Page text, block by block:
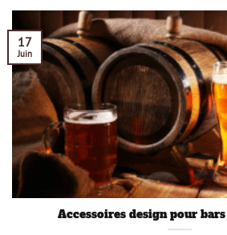
Accessoires design pour
17
Juin